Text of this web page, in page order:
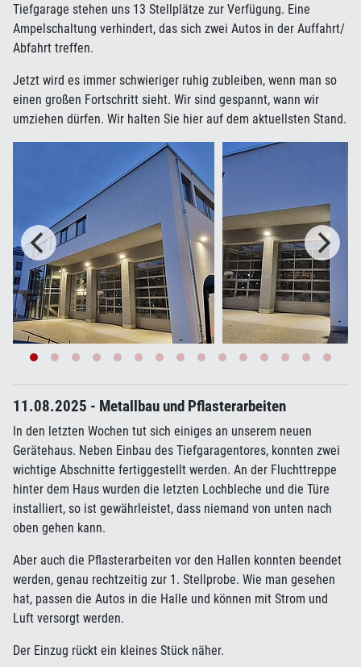
Tiefgarage stehen uns 13 Stellplätze zur Verfügung. Eine
Ampelschaltung verhindert, das sich zwei Autos in der Auffahrt/
Abfahrt treffen.
Jetzt wird es immer schwieriger ruhig zubleiben, wenn man so
einen großen Fortschritt sieht. Wir sind gespannt, wann wir
umziehen dürfen. Wir halten Sie hier auf dem aktuellsten Stand.
11.08.2025 - Metallbau und Pflasterarbeiten
In den letzten Wochen tut sich einiges an unserem neuen
Gerätehaus. Neben Einbau des Tiefgaragentores, konnten zwei
wichtige Abschnitte fertiggestellt werden. An der Fluchttreppe
hinter dem Haus wurden die letzten Lochbleche und die Türe
installiert, so ist gewährleistet, dass niemand von unten nach
oben gehen kann.
Aber auch die Pflasterarbeiten vor den Hallen konnten beendet
werden, genau rechtzeitig zur 1. Stellprobe. Wie man gesehen
hat, passen die Autos in die Halle und können mit Strom und
Luft versorgt werden.
Der Einzug rückt ein kleines Stück näher.